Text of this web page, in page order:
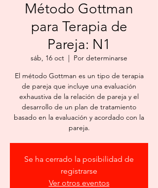
Método Gottman
para Terapia de
Pareja: N1
sáb, 16 oct
  |
Por determinarse
El método Gottman es un tipo de terapia
de pareja que incluye una evaluación
exhaustiva de la relación de pareja y el
desarrollo de un plan de tratamiento
basado en la evaluación y acordado con la
pareja.
Se ha cerrado la posibilidad de
registrarse
Ver otros eventos